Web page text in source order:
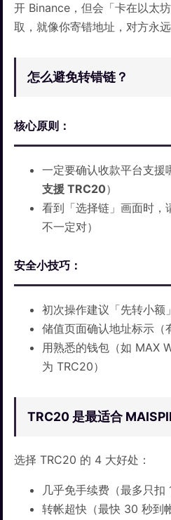
开 Binance，但会「卡在以太
取，就像你寄错地址，对方永远
怎么避免转错链？
核心原则：
一定要确认收款平台支援
支援 TRC20）
看到「选择链」画面时
不一定对）
安全小技巧：
初次操作建议「先转小额
储值页面确认地址标示（
用熟悉的钱包（如 MAX
为 TRC20）
TRC20 是最适合
选择 TRC20 的 4 大好处：
几乎免手续费（最多只扣
转帐超快（最快 30 秒到